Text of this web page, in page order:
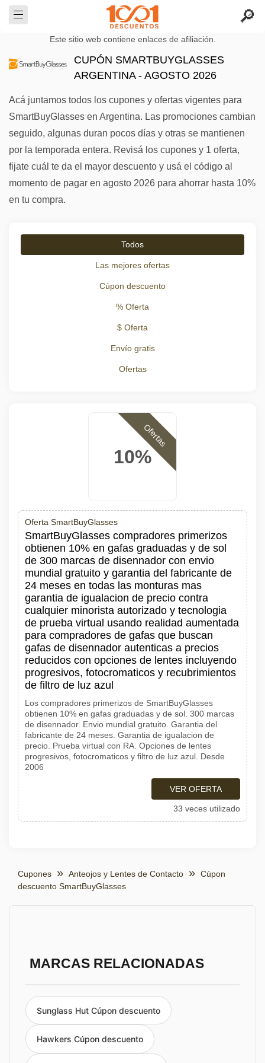
Este sitio web contiene enlaces de afiliación.
CUPÓN SMARTBUYGLASSES
ARGENTINA - AGOSTO 2026
Acá juntamos todos los cupones y ofertas vigentes para
SmartBuyGlasses en Argentina. Las promociones cambian
seguido, algunas duran pocos días y otras se mantienen
por la temporada entera. Revisá los cupones y 1 oferta,
fijate cuál te da el mayor descuento y usá el código al
momento de pagar en agosto 2026 para ahorrar hasta 10%
en tu compra.
Todos
Las mejores ofertas
Cúpon descuento
% Oferta
$ Oferta
Envío gratis
Ofertas
10%
Ofertas
Oferta SmartBuyGlasses
SmartBuyGlasses compradores primerizos
obtienen 10% en gafas graduadas y de sol
de 300 marcas de disennador con envio
mundial gratuito y garantia del fabricante de
24 meses en todas las monturas mas
garantia de igualacion de precio contra
cualquier minorista autorizado y tecnologia
de prueba virtual usando realidad aumentada
para compradores de gafas que buscan
gafas de disennador autenticas a precios
reducidos con opciones de lentes incluyendo
progresivos, fotocromaticos y recubrimientos
de filtro de luz azul
Los compradores primerizos de SmartBuyGlasses
obtienen 10% en gafas graduadas y de sol. 300 marcas
de disennador. Envio mundial gratuito. Garantia del
fabricante de 24 meses. Garantia de igualacion de
precio. Prueba virtual con RA. Opciones de lentes
progresivos, fotocromaticos y filtro de luz azul. Desde
2006
VER OFERTA
33 veces utilizado
Cupones Anteojos y Lentes de Contacto
Cúpon
descuento SmartBuyGlasses
MARCAS RELACIONADAS
Sunglass Hut Cúpon descuento
Hawkers Cúpon descuento